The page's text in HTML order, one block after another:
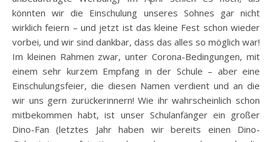
könnten wir die Einschulung unseres Sohnes gar nicht
wirklich feiern – und jetzt ist das kleine Fest schon wieder
vorbei, und wir sind dankbar, dass das alles so möglich war!
Im kleinen Rahmen zwar, unter Corona-Bedingungen, mit
einem sehr kurzem Empfang in der Schule – aber eine
Einschulungsfeier, die diesen Namen verdient und an die
wir uns gern zurückerinnern! Wie ihr wahrscheinlich schon
mitbekommen habt, ist unser Schulanfänger ein großer
Dino-Fan (letztes Jahr haben wir bereits einen Dino-